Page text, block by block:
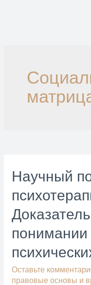
Научный
понимании
Оставьте
правовые основы и